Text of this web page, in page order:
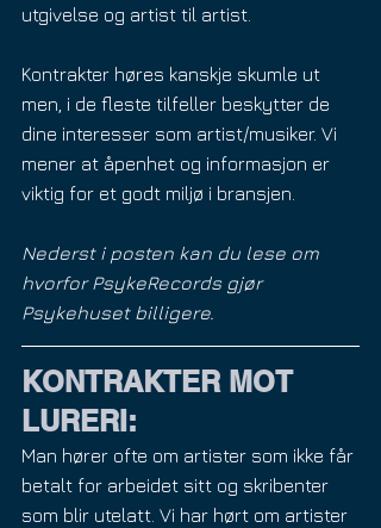
utgivelse og artist til artist.
Kontrakter høres kanskje skumle ut
men, i de fleste tilfeller beskytter de
dine interesser som artist/musiker. Vi
mener at åpenhet og informasjon er
viktig for et godt miljø i bransjen.
Nederst i posten kan du lese om
hvorfor PsykeRecords gjør
Psykehuset billigere.
KONTRAKTER MOT
LURERI:
Man hører ofte om artister som ikke får
betalt for arbeidet sitt og skribenter
som blir utelatt. Vi har hørt om artister